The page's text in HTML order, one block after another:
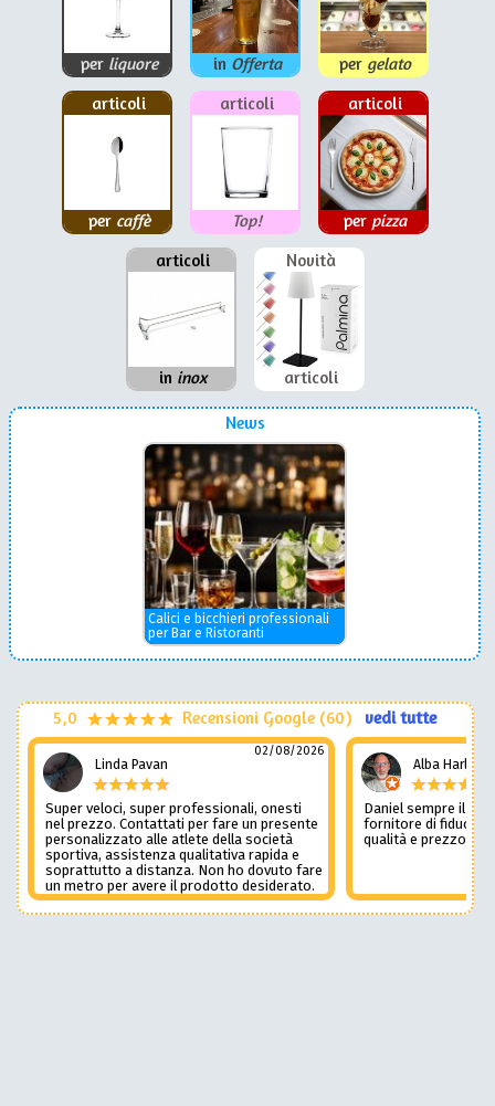
per liquore in Offerta per gelato
articoli
per caffè
articoli
Top!
articoli
per pizza
articoli
in inox
Novità
articoli
News
Calici e bicchieri professionali
per Bar e Ristoranti
5,0 Recensioni Google (60) vedi tutte
Linda Pavan
02/08/2026
Super veloci, super professionali, onesti
nel prezzo. Contattati per fare un presente
personalizzato alle atlete della società
sportiva, assistenza qualitativa rapida e
soprattutto a distanza. Non ho dovuto fare
un metro per avere il prodotto desiderato.
Una assistenza del genere è rara e
preziosa. Credo li contatterò ancora in
Alba Harley
Daniel sempre il
fornitore di fiducia
qualità e prezzo